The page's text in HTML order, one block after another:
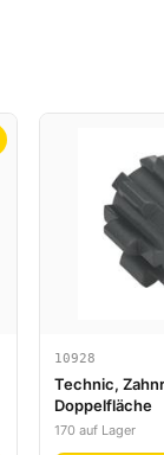
10928
Technic,
Doppelfläche
170 auf Lager